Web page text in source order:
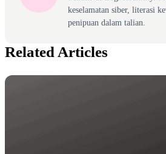
keselamatan siber, literasi
penipuan dalam talian.
Related Articles